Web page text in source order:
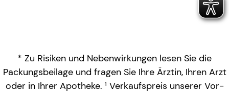
* Zu Risiken und Nebenwirkungen lesen Sie die
Packungsbeilage und fragen Sie Ihre Ärztin, Ihren Arzt
oder in Ihrer Apotheke. ¹ Verkaufspreis unserer Vor-